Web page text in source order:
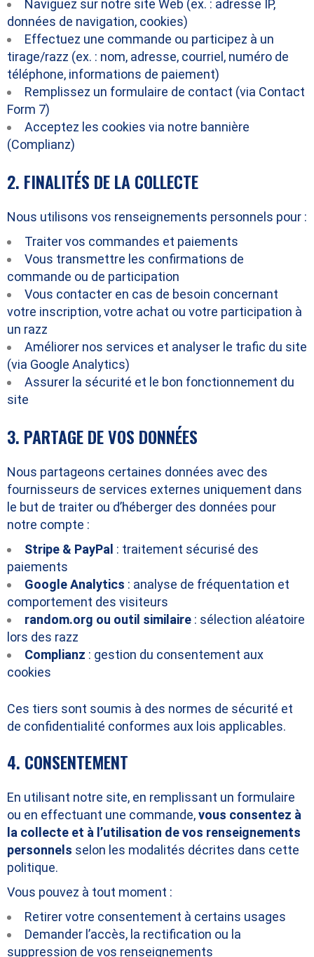
Naviguez sur notre site Web (ex. : adresse IP,
données de navigation, cookies)
Effectuez une commande ou participez à un
tirage/razz (ex. : nom, adresse, courriel, numéro de
téléphone, informations de paiement)
Remplissez un formulaire de contact (via Contact
Form 7)
Acceptez les cookies via notre bannière
(Complianz)
2. FINALITÉS DE LA COLLECTE
Nous utilisons vos renseignements personnels pour :
Traiter vos commandes et paiements
Vous transmettre les confirmations de
commande ou de participation
Vous contacter en cas de besoin concernant
votre inscription, votre achat ou votre participation à
un razz
Améliorer nos services et analyser le trafic du site
(via Google Analytics)
Assurer la sécurité et le bon fonctionnement du
site
3. PARTAGE DE VOS DONNÉES
Nous partageons certaines données avec des
fournisseurs de services externes uniquement dans
le but de traiter ou d’héberger des données pour
notre compte :
Stripe & PayPal : traitement sécurisé des
paiements
Google Analytics : analyse de fréquentation et
comportement des visiteurs
random.org ou outil similaire : sélection aléatoire
lors des razz
Complianz : gestion du consentement aux
cookies
Ces tiers sont soumis à des normes de sécurité et
de confidentialité conformes aux lois applicables.
4. CONSENTEMENT
En utilisant notre site, en remplissant un formulaire
ou en effectuant une commande,vous consentez à
la collecte et à l’utilisation de vos renseignements
personnels selon les modalités décrites dans cette
politique.
Vous pouvez à tout moment :
Retirer votre consentement à certains usages
Demander l’accès, la rectification ou la
suppression de vos renseignements